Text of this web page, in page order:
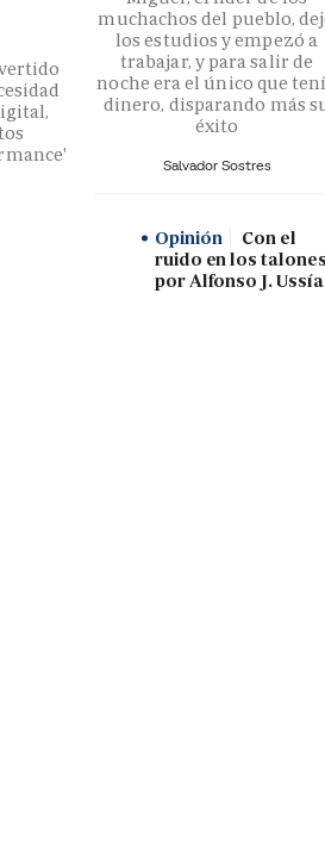
muchachos del pueblo,
los estudios y empezó a
trabajar, y para salir de
noche era el único que
dinero, disparando más
éxito
Salvador Sostres
Opinión
Con el
ruido en los
por Alfonso J. Ussía